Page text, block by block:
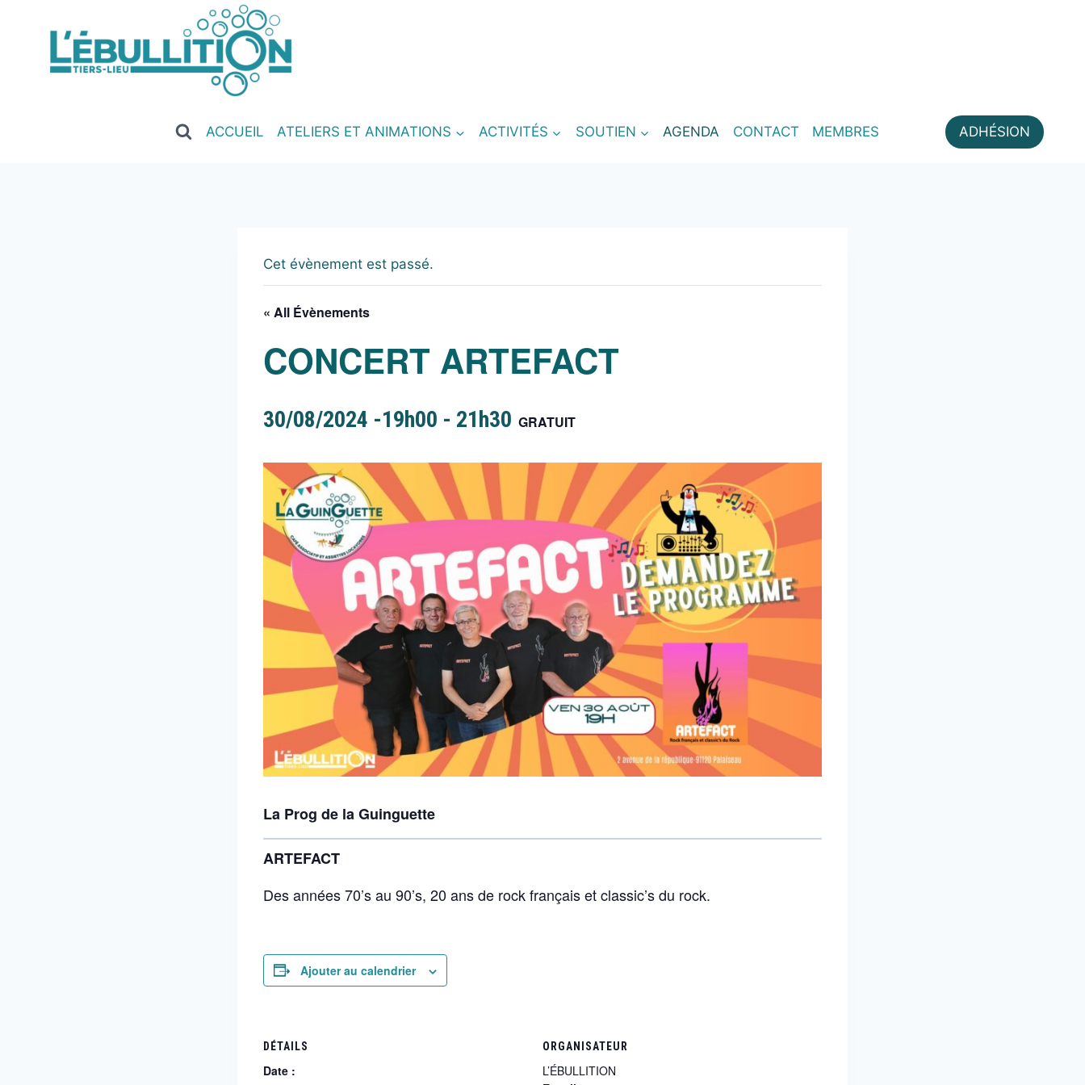
ACCUEIL ATELIERS ET ANIMATIONS ACTIVITÉS SOUTIEN AGENDA CONTACT MEMBRES ADHÉSION
Cet évènement est passé.
« All Évènements
CONCERT ARTEFACT
30/08/2024 -19h00 - 21h30 GRATUIT
La Prog de la Guinguette
ARTEFACT
Des années 70’s au 90’s, 20 ans de rock français et classic’s du rock.
Ajouter au calendrier
DÉTAILS
Date :
ORGANISATEUR
L’ÉBULLITION